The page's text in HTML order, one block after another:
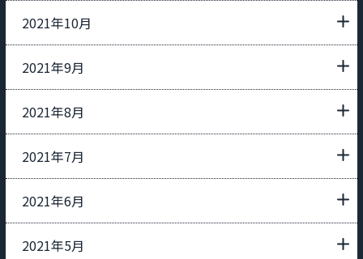
2021年10月
2021年9月
2021年8月
2021年7月
2021年6月
2021年5月